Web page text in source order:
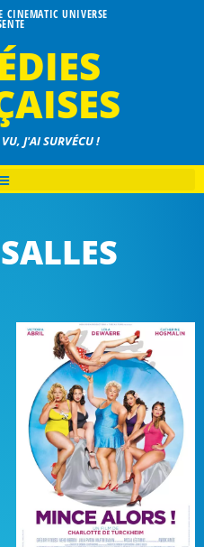
CINEMATIC UNIVERSE
J'AI SURVÉCU !